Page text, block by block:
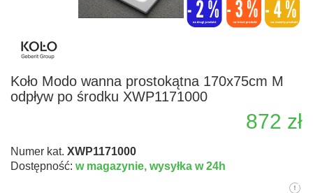
Koło Modo wanna prostokątna 170x75cm M
odpływ po środku XWP1171000
872 zł
Numer kat. XWP1171000
Dostępność: w magazynie, wysyłka w 24h